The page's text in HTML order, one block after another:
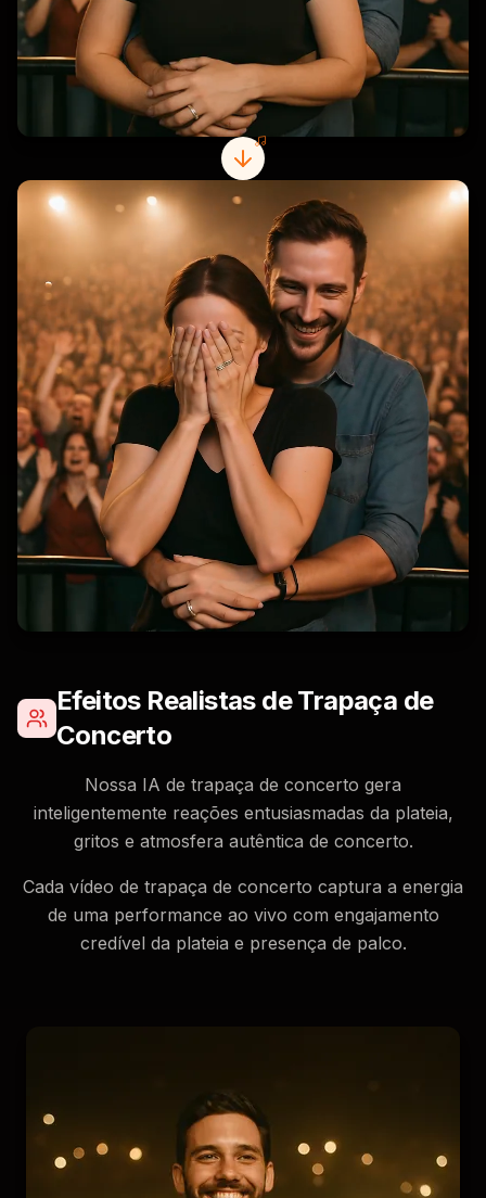
Efeitos Realistas de Trapaça de
Concerto
Nossa IA de trapaça de concerto gera
inteligentemente reações entusiasmadas da plateia,
gritos e atmosfera autêntica de concerto.
Cada vídeo de trapaça de concerto captura a energia
de uma performance ao vivo com engajamento
credível da plateia e presença de palco.